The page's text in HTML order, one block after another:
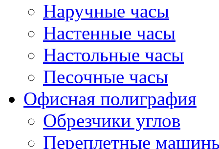
Наручные часы
Настенные часы
Настольные часы
Песочные часы
Офисная полиграфия
Обрезчики углов
Переплетные